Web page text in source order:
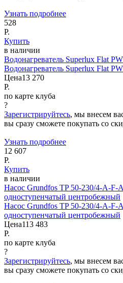
Узнать подробнее
528
Р.
Купить
в наличии
Водонагреватель Superlux Flat
Водонагреватель Superlux Flat
Цена13 270
Р.
по карте клуба
?
Зарегистрируйтесь, мы внесем
вы сразу сможете покупать со
Узнать подробнее
12 607
Р.
Купить
в наличии
Насос Grundfos TP 50-230/4-A-
одноступенчатый центробежный
Насос Grundfos TP 50-230/4-A-
одноступенчатый центробежный
Цена113 483
Р.
по карте клуба
?
Зарегистрируйтесь, мы внесем
вы сразу сможете покупать со